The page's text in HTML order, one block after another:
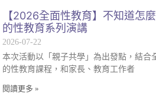
【2026全面性教育】不知道怎
的性教育系列演講
2026-07-22
本次活動以「親子共學」為出發點，結
的性教育課程，和家長、教育工作者
閱讀更多 »